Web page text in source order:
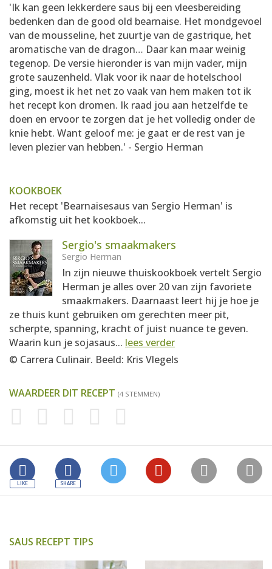
'Ik kan geen lekkerdere saus bij een vleesbereiding
bedenken dan de good old bearnaise. Het mondgevoel
van de mousseline, het zuurtje van de gastrique, het
aromatische van de dragon… Daar kan maar weinig
tegenop. De versie hieronder is van mijn vader, mijn
grote sauzenheld. Vlak voor ik naar de hotelschool
ging, moest ik het net zo vaak van hem maken tot ik
het recept kon dromen. Ik raad jou aan hetzelfde te
doen en ervoor te zorgen dat je het volledig onder de
knie hebt. Want geloof me: je gaat er de rest van je
leven plezier van hebben.' - Sergio Herman
KOOKBOEK
Het recept 'Bearnaisesaus van Sergio Herman' is
afkomstig uit het kookboek...
Sergio's smaakmakers
Sergio Herman
In zijn nieuwe thuiskookboek vertelt Sergio
Herman je alles over 20 van zijn favoriete
smaakmakers. Daarnaast leert hij je hoe je
ze thuis kunt gebruiken om gerechten meer pit,
scherpte, spanning, kracht of juist nuance te geven.
Waarin kun je sojasaus... lees verder
© Carrera Culinair. Beeld: Kris Vlegels
WAARDEER DIT RECEPT (4 STEMMEN)
SAUS RECEPT TIPS